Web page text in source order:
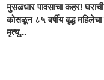
मुसळधार पावसाचा कहर!
कोसळून ८५ वर्षीय वृद्ध महिलेचा
मृत्यू...